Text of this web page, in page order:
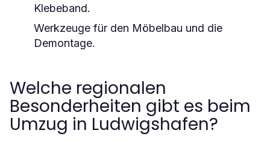
Klebeband.
Werkzeuge für den Möbelbau und die
Demontage.
Welche regionalen
Besonderheiten gibt es beim
Umzug in Ludwigshafen?